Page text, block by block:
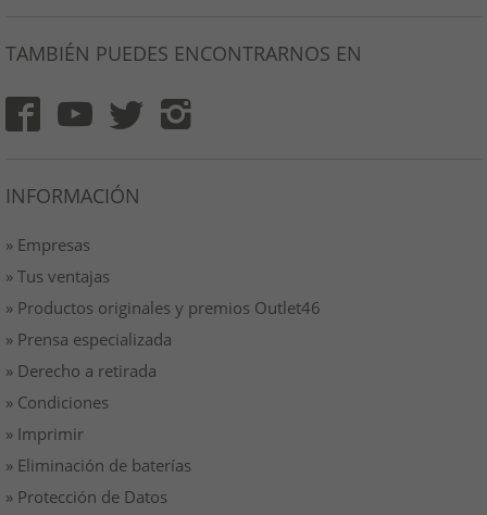
TAMBIÉN PUEDES ENCONTRARNOS EN
INFORMACIÓN
» Empresas
» Tus ventajas
» Productos originales y premios Outlet46
» Prensa especializada
» Derecho a retirada
» Condiciones
» Imprimir
» Eliminación de baterías
» Protección de Datos